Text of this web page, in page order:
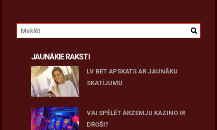
JAUNĀKIE RAKSTI
LV BET APSKATS AR JAUNĀKU
SKATĪJUMU
VAI SPĒLĒT ĀRZEMJU KAZINO IR
DROŠI?